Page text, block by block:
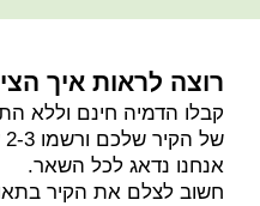
רוצה לראות איך
קבלו הדמיה חינם וללא
אנחנו נדאג לכל השאר.
חשוב לצלם את הקיר